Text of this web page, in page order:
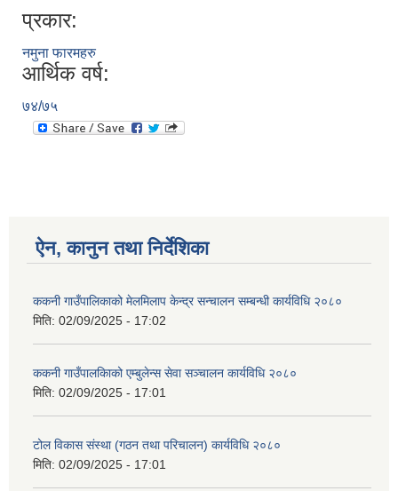
प्रकार:
नमुना फारमहरु
आर्थिक वर्ष:
७४/७५
ऐन, कानुन तथा निर्देशिका
ककनी गाउँपालिकाको मेलमिलाप केन्द्र सन्चालन सम्बन्धी कार्यविधि २०८०
मिति: 02/09/2025 - 17:02
ककनी गाउँपालकािको एम्बुलेन्स सेवा सञ्चालन कार्यविधि २०८०
मिति: 02/09/2025 - 17:01
टोल विकास संस्था (गठन तथा परिचालन) कार्यविधि २०८०
मिति: 02/09/2025 - 17:01